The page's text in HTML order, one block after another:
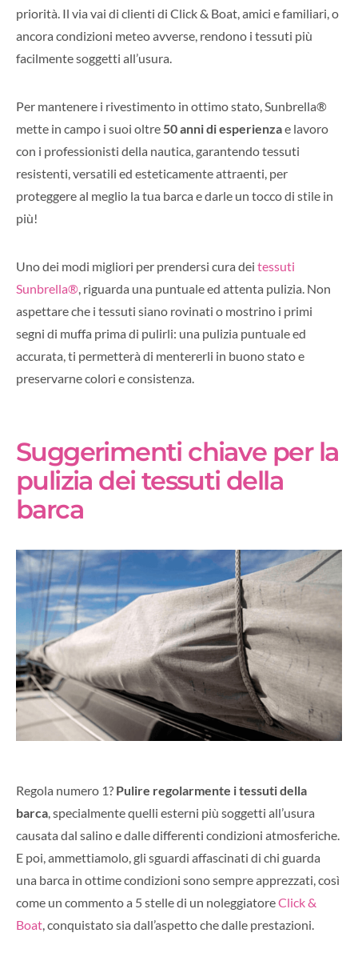
priorità. Il via vai di clienti di Click & Boat, amici e familiari, o
ancora condizioni meteo avverse, rendono i tessuti più
facilmente soggetti all’usura.
Per mantenere i rivestimento in ottimo stato, Sunbrella®
mette in campo i suoi oltre50 anni di esperienzae lavoro
con i professionisti della nautica, garantendo tessuti
resistenti, versatili ed esteticamente attraenti, per
proteggere al meglio la tua barca e darle un tocco di stile in
più!
Uno dei modi migliori per prendersi cura dei tessuti
Sunbrella®, riguarda una puntuale ed attenta pulizia. Non
aspettare che i tessuti siano rovinati o mostrino i primi
segni di muffa prima di pulirli: una pulizia puntuale ed
accurata, ti permetterà di mentererli in buono stato e
preservarne colori e consistenza.
Suggerimenti chiave per la
pulizia dei tessuti della
barca
Regola numero 1? Pulire regolarmente i tessuti della
barca, specialmente quelli esterni più soggetti all’usura
causata dal salino e dalle differenti condizioni atmosferiche.
E poi, ammettiamolo, gli sguardi affascinati di chi guarda
una barca in ottime condizioni sono sempre apprezzati, così
come un commento a 5 stelle di un noleggiatoreClick &
Boat, conquistato sia dall’aspetto che dalle prestazioni.